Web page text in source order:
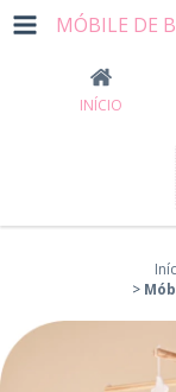
MÓBILE DE
INÍCIO
>